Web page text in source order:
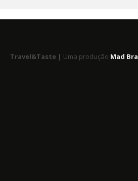
Travel&Taste | Uma produção Mad